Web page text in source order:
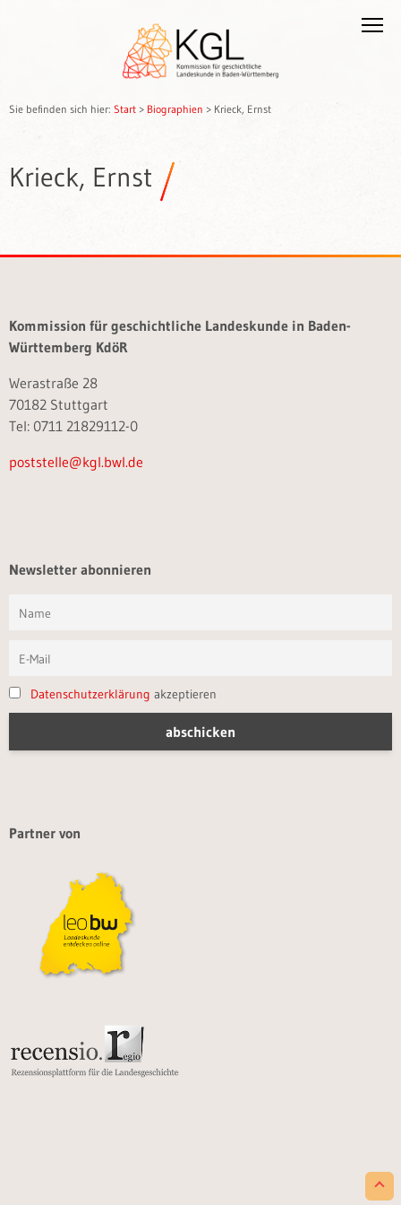
Sie befinden sich hier: Start > Biographien > Krieck, Ernst
Krieck, Ernst
Kommission für geschichtliche Landeskunde in Baden-
Württemberg KdöR
Werastraße 28
70182 Stuttgart
Tel: 0711 21829112-0
poststelle@kgl.bwl.de
Newsletter abonnieren
Datenschutzerklärung akzeptieren
Partner von